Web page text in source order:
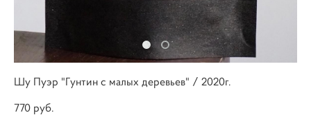
Шу Пуэр "Гунтин с малых деревьев" / 2020г.
770 pуб.